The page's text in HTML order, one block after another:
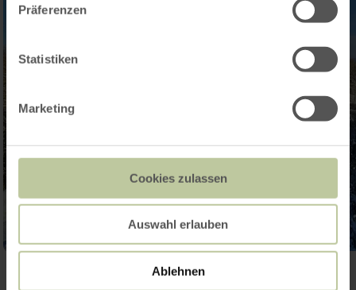
Präferenzen
Statistiken
Marketing
Cookies zulassen
Auswahl erlauben
Ablehnen
Galerie öffnen